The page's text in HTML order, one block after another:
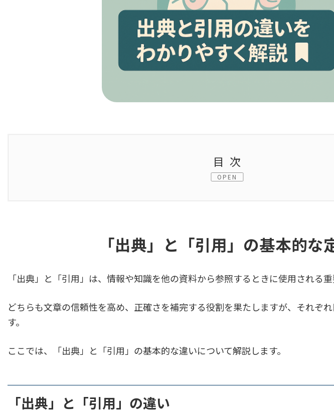
目次
OPEN
「出典」と「引用」の具体的事例
2.1.「出典」の文例
2.2.「引用」の文例
「出典」と「引用」の基本的な
「出典」と「引用」は、情報や知識を他の資料から参照するときに使用される重
どちらも文章の信頼性を高め、正確さを補完する役割を果たしますが、それぞ
す。
ここでは、「出典」と「引用」の基本的な違いについて解説します。
「出典」と「引用」の違い